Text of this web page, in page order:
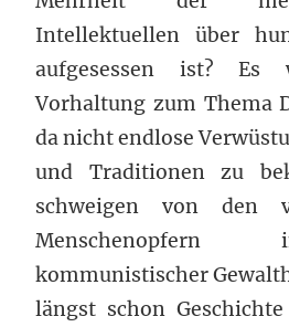
Intellektuellen über
aufgesessen ist?
Vorhaltung zum Thema
da nicht endlose
und Traditionen zu
schweigen von den
kommunistischer
längst schon